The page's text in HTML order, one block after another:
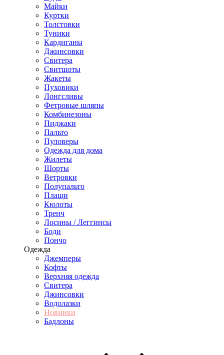
Майки
Куртки
Толстовки
Туники
Кардиганы
Джинсовки
Свитера
Свитшоты
Жакеты
Пуховики
Лонгсливы
Фетровые шляпы
Комбинезоны
Пиджаки
Пальто
Пуловеры
Одежда для дома
Жилеты
Шорты
Ветровки
Полупальто
Плащи
Кюлоты
Тренч
Лосины / Леггинсы
Боди
Пончо
Одежда
Джемперы
Кофты
Верхняя одежда
Свитера
Джинсовки
Водолазки
Новинки
Бадлоны